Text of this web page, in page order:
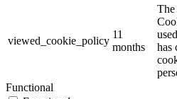
viewed_cookie_policy
11
months
The
has
Functional